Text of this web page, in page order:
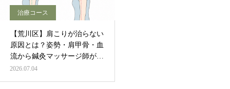
治療コース
【荒川区】肩こりが治らない
原因とは？姿勢・肩甲骨・血
流から鍼灸マッサージ師が解
説
2026.07.04